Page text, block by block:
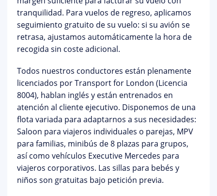
tranquilidad. Para vuelos de regreso, aplicamos
seguimiento gratuito de su vuelo: si su avión se
retrasa, ajustamos automáticamente la hora de
recogida sin coste adicional.
Todos nuestros conductores están plenamente
licenciados por Transport for London (Licencia
8004), hablan inglés y están entrenados en
atención al cliente ejecutivo. Disponemos de una
flota variada para adaptarnos a sus necesidades:
Saloon para viajeros individuales o parejas, MPV
para familias, minibús de 8 plazas para grupos,
así como vehículos Executive Mercedes para
viajeros corporativos. Las sillas para bebés y
niños son gratuitas bajo petición previa.